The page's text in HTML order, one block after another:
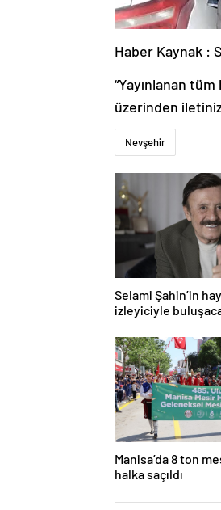
Haber Kaynak :
“Yayınlanan
üzerinden
Nevşehir
Selami Şahin’in
izleyiciyle
Manisa’da 8 ton
halka saçıldı